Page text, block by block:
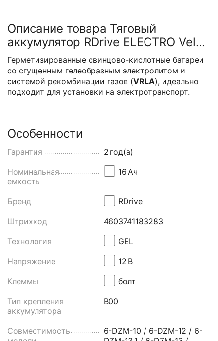
Описание товара Тяговый
аккумулятор RDrive ELECTRO Velo
6-DZF-12
Герметизированные свинцово-кислотные батареи
со сгущенным гелеобразным электролитом и
системой рекомбинации газов (VRLA), идеально
подходит для установки на электротранспорт.
Особенности
Гарантия 2 год(а)
Номинальная
емкость
16 Aч
Бренд RDrive
Штрихкод 4603741183283
Технология GEL
Напряжение 12 В
Клеммы болт
Тип крепления
аккумулятора
B00
Совместимость
6-DZM-10 / 6-DZM-12 / 6-